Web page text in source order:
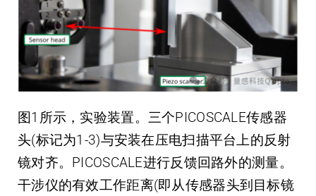
图1所示，实验装置。三个PICOSCALE传感器
头(标记为1-3)与安装在压电扫描平台上的反射
镜对齐。PICOSCALE进行反馈回路外的测量。
干涉仪的有效工作距离(即从传感器头到目标镜